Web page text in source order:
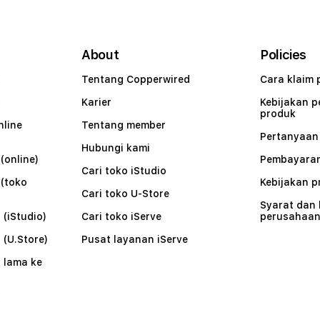
lama ke
About
Tentang Copperwired
Karier
Tentang member
Hubungi kami
Cari toko iStudio
Cari toko U-Store
Cari toko iServe
Pusat layanan iServe
Policies
Cara klaim
Kebijakan
produk
Pertanyaan
Kebijakan
Syarat dan
perusahaan